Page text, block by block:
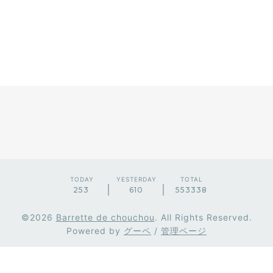
TODAY
253
YESTERDAY
610
TOTAL
553338
©2026 Barrette de chouchou. All Rights Reserved.
Powered by グーペ / 管理ページ